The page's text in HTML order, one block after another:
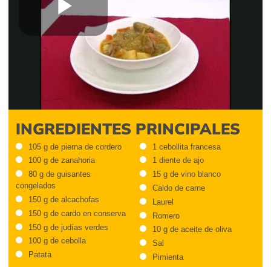
Play
Video
INGREDIENTES PRINCIPALES
105 g de pierna de cordero
100 g de zanahoria
80 g de guisantes
congelados
150 g de alcachofas
150 g de cardo en conserva
150 g de judías verdes
100 g de cebolla
Patata
1 cebollita francesa
1 diente de ajo
15 g de vino blanco
Caldo de carne
Laurel
Romero
10 g de aceite de oliva
Sal
Pimienta